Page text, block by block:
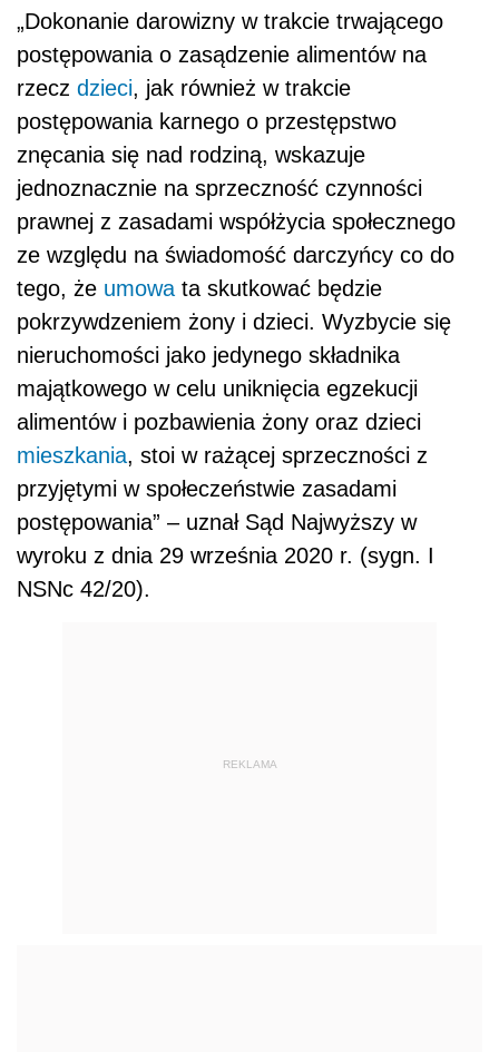
„Dokonanie darowizny w trakcie trwającego
postępowania o zasądzenie alimentów na
rzecz dzieci, jak również w trakcie
postępowania karnego o przestępstwo
znęcania się nad rodziną, wskazuje
jednoznacznie na sprzeczność czynności
prawnej z zasadami współżycia społecznego
ze względu na świadomość darczyńcy co do
tego, że umowa ta skutkować będzie
pokrzywdzeniem żony i dzieci. Wyzbycie się
nieruchomości jako jedynego składnika
majątkowego w celu uniknięcia egzekucji
alimentów i pozbawienia żony oraz dzieci
mieszkania, stoi w rażącej sprzeczności z
przyjętymi w społeczeństwie zasadami
postępowania” – uznał Sąd Najwyższy w
wyroku z dnia 29 września 2020 r. (sygn. I
NSNc 42/20).
REKLAMA